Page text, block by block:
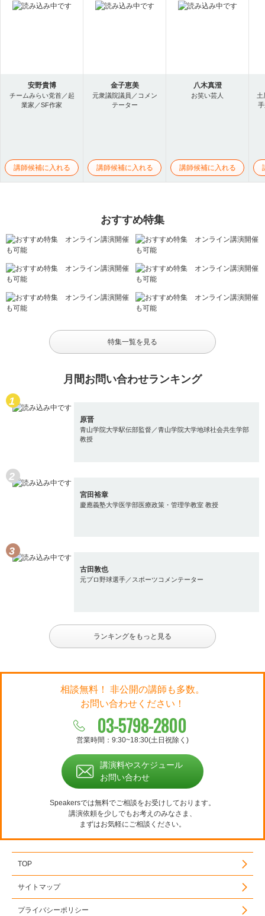
安野貴博
チームみらい党首／起
業家／SF作家
講師候補に入れる
金子恵美
元衆議院議員／コメン
テーター
講師候補に入れる
八木真澄
お笑い芸人
講師候補に入れる
土
おすすめ特集
特集一覧を見る
月間お問い合わせランキング
原晋
青山学院大学駅伝部監督／青山学院大学地球社会共生学部
教授
宮田裕章
慶應義塾大学医学部医療政策・管理学教室 教授
古田敦也
元プロ野球選手／スポーツコメンテーター
ランキングをもっと見る
相談無料！ 非公開の講師も多数。
お問い合わせください！
03-5798-2800
営業時間：9:30~18:30(土日祝除く)
講演料やスケジュール
お問い合わせ
Speakersでは無料でご相談をお受けしております。
講演依頼を少しでもお考えのみなさま、
まずはお気軽にご相談ください。
TOP
サイトマップ
プライバシーポリシー